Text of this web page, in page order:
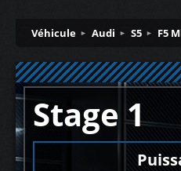
Véhicule Audi S5 F5
Stage 1